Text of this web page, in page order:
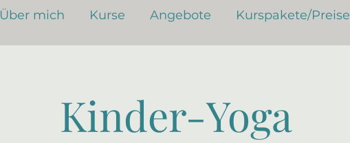
Über mich Kurse Angebote Kurspakete/Preise
Kinder-Yoga